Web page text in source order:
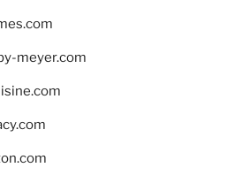
meyer.com